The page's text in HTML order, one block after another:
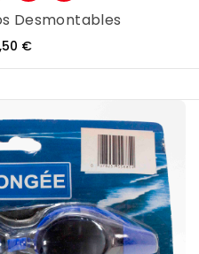
Desmontables
€